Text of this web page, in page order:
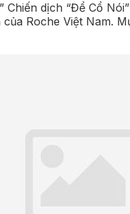
Chiến dịch “Để Cổ
Roche Việt Nam.